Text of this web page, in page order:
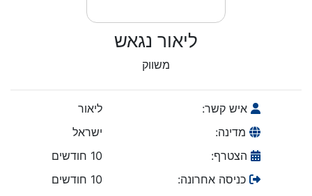
ליאור נגאש
משווק
איש קשר:
ליאור
מדינה:
ישראל
הצטרף:
10 חודשים
כניסה אחרונה:
10 חודשים